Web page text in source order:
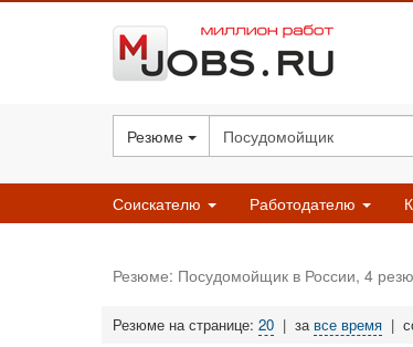
Резюме
Соискателю Работодателю
Резюме: Посудомойщик в России, 4
Резюме на странице: 20 | за все время |